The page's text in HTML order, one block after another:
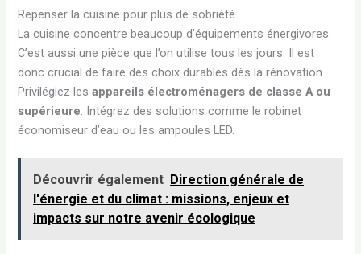
Repenser la cuisine pour plus de sobriété
La cuisine concentre beaucoup d’équipements énergivores.
C’est aussi une pièce que l’on utilise tous les jours. Il est
donc crucial de faire des choix durables dès la rénovation.
Privilégiez lesappareils électroménagers de classe A ou
supérieure. Intégrez des solutions comme le robinet
économiseur d’eau ou les ampoules LED.
Découvrir également Direction générale de
l'énergie et du climat : missions, enjeux et
impacts sur notre avenir écologique